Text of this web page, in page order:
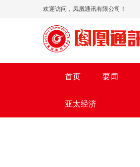
欢迎访问，凤凰通讯有限公司！
首页 要闻
亚太经济